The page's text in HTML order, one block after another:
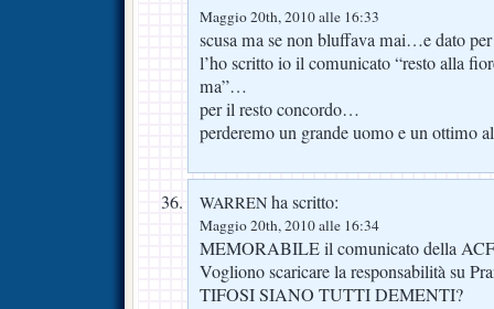
Maggio 20th, 2010 alle 16:33
scusa ma se non bluffava mai…e dato
l’ho scritto io il comunicato “resto alla
ma”…
per il resto concordo…
perderemo un grande uomo e un ottimo
WARREN ha scritto:
Maggio 20th, 2010 alle 16:34
MEMORABILE il comunicato della
Vogliono scaricare la responsabilità su
TIFOSI SIANO TUTTI DEMENTI?